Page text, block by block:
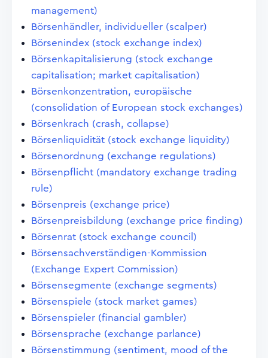
management)
Börsenhändler, individueller (scalper)
Börsenindex (stock exchange index)
Börsenkapitalisierung (stock exchange
capitalisation; market capitalisation)
Börsenkonzentration, europäische
(consolidation of European stock exchanges)
Börsenkrach (crash, collapse)
Börsenliquidität (stock exchange liquidity)
Börsenordnung (exchange regulations)
Börsenpflicht (mandatory exchange trading
rule)
Börsenpreis (exchange price)
Börsenpreisbildung (exchange price finding)
Börsenrat (stock exchange council)
Börsensachverständigen-Kommission
(Exchange Expert Commission)
Börsensegmente (exchange segments)
Börsenspiele (stock market games)
Börsenspieler (financial gambler)
Börsensprache (exchange parlance)
Börsenstimmung (sentiment, mood of the